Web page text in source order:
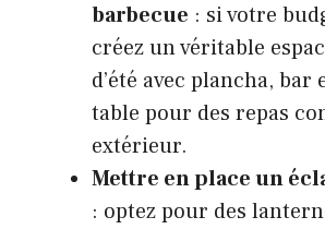
barbecue : si votre
créez un véritable
d’été avec plancha, bar
table pour des repas
extérieur.
Mettre en place un
: optez pour des